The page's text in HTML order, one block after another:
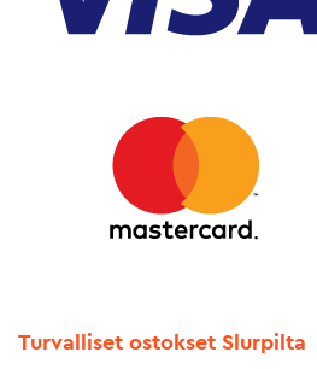
Turvalliset ostokset Slurpilta